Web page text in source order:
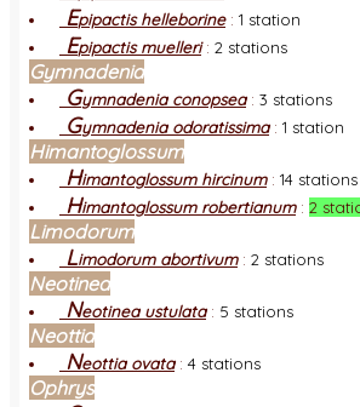
Epipactis helleborine: 1 station
Epipactis muelleri: 2 stations
Gymnadenia
Gymnadenia conopsea: 3 stations
Gymnadenia odoratissima: 1 station
Himantoglossum
Himantoglossum hircinum: 14 stations
Himantoglossum robertianum: 2
Limodorum
Limodorum abortivum: 2 stations
Neotinea
Neotinea ustulata: 5 stations
Neottia
Neottia ovata: 4 stations
Ophrys